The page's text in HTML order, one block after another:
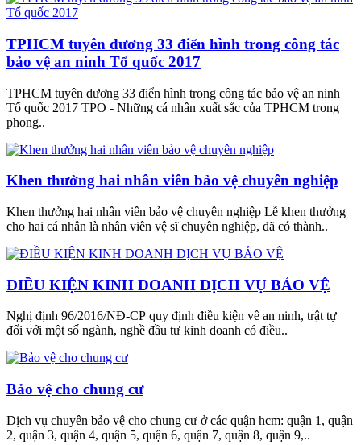
TPHCM tuyên dương 33 điển hình trong công tác
bảo vệ an ninh Tổ quốc 2017
TPHCM tuyên dương 33 điển hình trong công tác bảo vệ an ninh
Tổ quốc 2017 TPO - Những cá nhân xuất sắc của TPHCM trong
phong..
Khen thưởng hai nhân viên bảo vệ chuyên nghiệp
Khen thưởng hai nhân viên bảo vệ chuyên nghiệp Lễ khen thưởng
cho hai cá nhân là nhân viên vệ sĩ chuyên nghiệp, đã có thành..
ĐIỀU KIỆN KINH DOANH DỊCH VỤ BẢO VỆ
Nghị định 96/2016/NĐ-CP quy định điều kiện về an ninh, trật tự
đối với một số ngành, nghề đầu tư kinh doanh có điều..
Bảo vệ cho chung cư
Dịch vụ chuyên bảo vệ cho chung cư ở các quận hcm: quận 1, quận
2, quận 3, quận 4, quận 5, quận 6, quận 7, quận 8, quận 9,..